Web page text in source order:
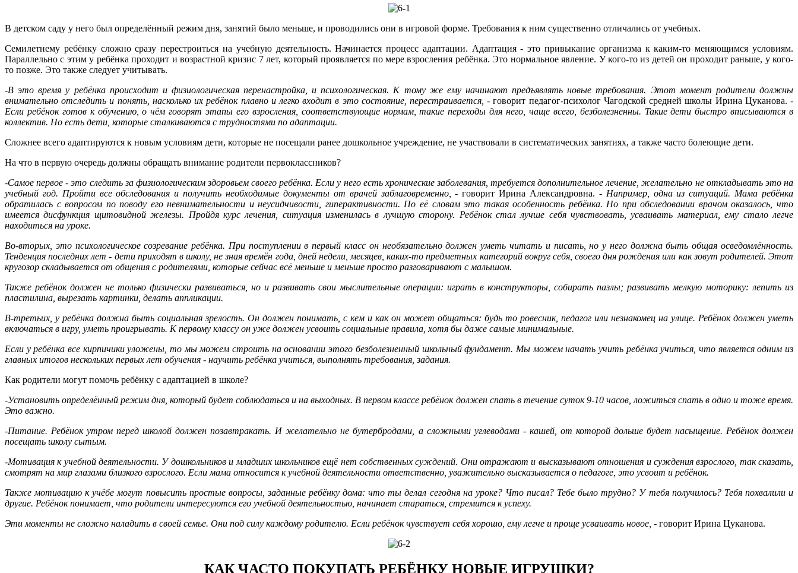
В детском саду у него был определённый режим дня, занятий было меньше, и проводились они в игровой форме. Требования к ним существенно отличались от учебных.
Семилетнему ребёнку сложно сразу перестроиться на учебную деятельность. Начинается процесс адаптации. Адаптация - это привыкание организма к каким-то меняющимся условиям.
Параллельно с этим у ребёнка проходит и возрастной кризис 7 лет, который проявляется по мере взросления ребёнка. Это нормальное явление. У кого-то из детей он проходит раньше, у кого-
то позже. Это также следует учитывать.
-В это время у ребёнка происходит и физиологическая перенастройка, и психологическая. К тому же ему начинают предъявлять новые требования. Этот момент родители должны
внимательно отследить и понять, насколько их ребёнок плавно и легко входит в это состояние, перестраивается, - говорит педагог-психолог Чагодской средней школы Ирина Цуканова.-
Если ребёнок готов к обучению, о чём говорят этапы его взросления, соответствующие нормам, такие переходы для него, чаще всего, безболезненны. Такие дети быстро вписываются в
коллектив. Но есть дети, которые сталкиваются с трудностями по адаптации.
Сложнее всего адаптируются к новым условиям дети, которые не посещали ранее дошкольное учреждение, не участвовали в систематических занятиях, а также часто болеющие дети.
На что в первую очередь должны обращать внимание родители первоклассников?
-Самое первое - это следить за физиологическим здоровьем своего ребёнка. Если у него есть хронические заболевания, требуется дополнительное лечение, желательно не откладывать это на
учебный год. Пройти все обследования и получить необходимые документы от врачей заблаговременно, - говорит Ирина Александровна. - Например, одна из ситуаций. Мама ребёнка
обратилась с вопросом по поводу его невнимательности и неусидчивости, гиперактивности. По её словам это такая особенность ребёнка. Но при обследовании врачом оказалось, что
имеется дисфункция щитовидной железы. Пройдя курс лечения, ситуация изменилась в лучшую сторону. Ребёнок стал лучше себя чувствовать, усваивать материал, ему стало легче
находиться на уроке.
Во-вторых, это психологическое созревание ребёнка. При поступлении в первый класс он необязательно должен уметь читать и писать, но у него должна быть общая осведомлённость.
Тенденция последних лет - дети приходят в школу, не зная времён года, дней недели, месяцев, каких-то предметных категорий вокруг себя, своего дня рождения или как зовут родителей. Этот
кругозор складывается от общения с родителями, которые сейчас всё меньше и меньше просто разговаривают с малышом.
Также ребёнок должен не только физически развиваться, но и развивать свои мыслительные операции: играть в конструкторы, собирать пазлы; развивать мелкую моторику: лепить из
пластилина, вырезать картинки, делать аппликации.
В-третьих, у ребёнка должна быть социальная зрелость. Он должен понимать, с кем и как он может общаться: будь то ровесник, педагог или незнакомец на улице. Ребёнок должен уметь
включаться в игру, уметь проигрывать. К первому классу он уже должен усвоить социальные правила, хотя бы даже самые минимальные.
Если у ребёнка все кирпичики уложены, то мы можем строить на основании этого безболезненный школьный фундамент. Мы можем начать учить ребёнка учиться, что является одним из
главных итогов нескольких первых лет обучения - научить ребёнка учиться, выполнять требования, задания.
Как родители могут помочь ребёнку с адаптацией в школе?
-Установить определённый режим дня, который будет соблюдаться и на выходных. В первом классе ребёнок должен спать в течение суток 9-10 часов, ложиться спать в одно и тоже время.
Это важно.
-Питание. Ребёнок утром перед школой должен позавтракать. И желательно не бутербродами, а сложными углеводами - кашей, от которой дольше будет насыщение. Ребёнок должен
посещать школу сытым.
-Мотивация к учебной деятельности. У дошкольников и младших школьников ещё нет собственных суждений. Они отражают и высказывают отношения и суждения взрослого, так сказать,
смотрят на мир глазами близкого взрослого. Если мама относится к учебной деятельности ответственно, уважительно высказывается о педагоге, это усвоит и ребёнок.
Также мотивацию к учёбе могут повысить простые вопросы, заданные ребёнку дома: что ты делал сегодня на уроке? Что писал? Тебе было трудно? У тебя получилось? Тебя похвалили и
другие. Ребёнок понимает, что родители интересуются его учебной деятельностью, начинает стараться, стремится к успеху.
Эти моменты не сложно наладить в своей семье. Они под силу каждому родителю. Если ребёнок чувствует себя хорошо, ему легче и проще усваивать новое, - говорит Ирина Цуканова.
КАК ЧАСТО ПОКУПАТЬ РЕБЁНКУ НОВЫЕ ИГРУШКИ?